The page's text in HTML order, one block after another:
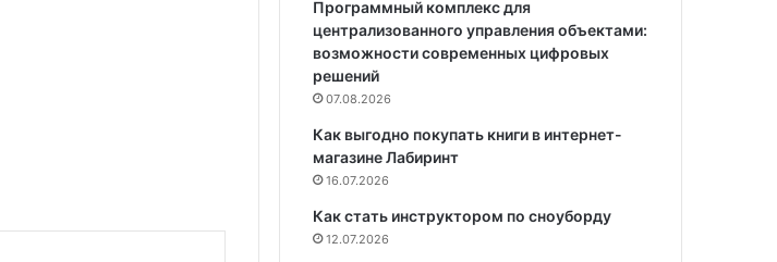
Программный комплекс для
централизованного управления объектами:
возможности современных цифровых
решений
07.08.2026
Как выгодно покупать книги в интернет-
магазине Лабиринт
16.07.2026
Как стать инструктором по сноуборду
12.07.2026